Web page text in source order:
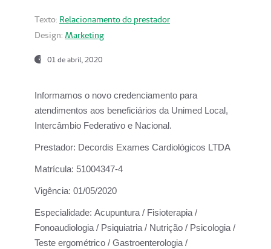
Texto: Relacionamento do prestador
Design: Marketing
01 de abril, 2020
Informamos o novo credenciamento para
atendimentos aos beneficiários da Unimed Local,
Intercâmbio Federativo e Nacional.
Prestador: Decordis Exames Cardiológicos LTDA
Matrícula: 51004347-4
Vigência: 01/05/2020
Especialidade: Acupuntura / Fisioterapia /
Fonoaudiologia / Psiquiatria / Nutrição / Psicologia /
Teste ergométrico / Gastroenterologia /